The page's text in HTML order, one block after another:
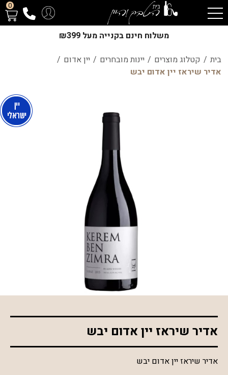
0
משלוח חינם בקנייה מעל ₪399
בית / קטלוג מוצרים / יינות מובחרים / יין אדום /
אדיר שיראז יין אדום יבש
אדיר שיראז יין אדום יבש
אדיר שיראז יין אדום יבש